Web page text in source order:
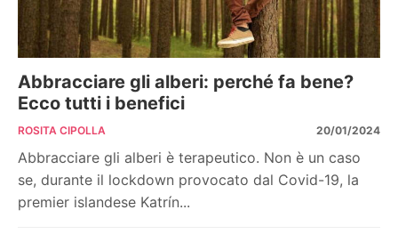
Abbracciare gli alberi: perché fa bene?
Ecco tutti i benefici
ROSITA CIPOLLA 20/01/2024
Abbracciare gli alberi è terapeutico. Non è un caso
se, durante il lockdown provocato dal Covid-19, la
premier islandese Katrín...